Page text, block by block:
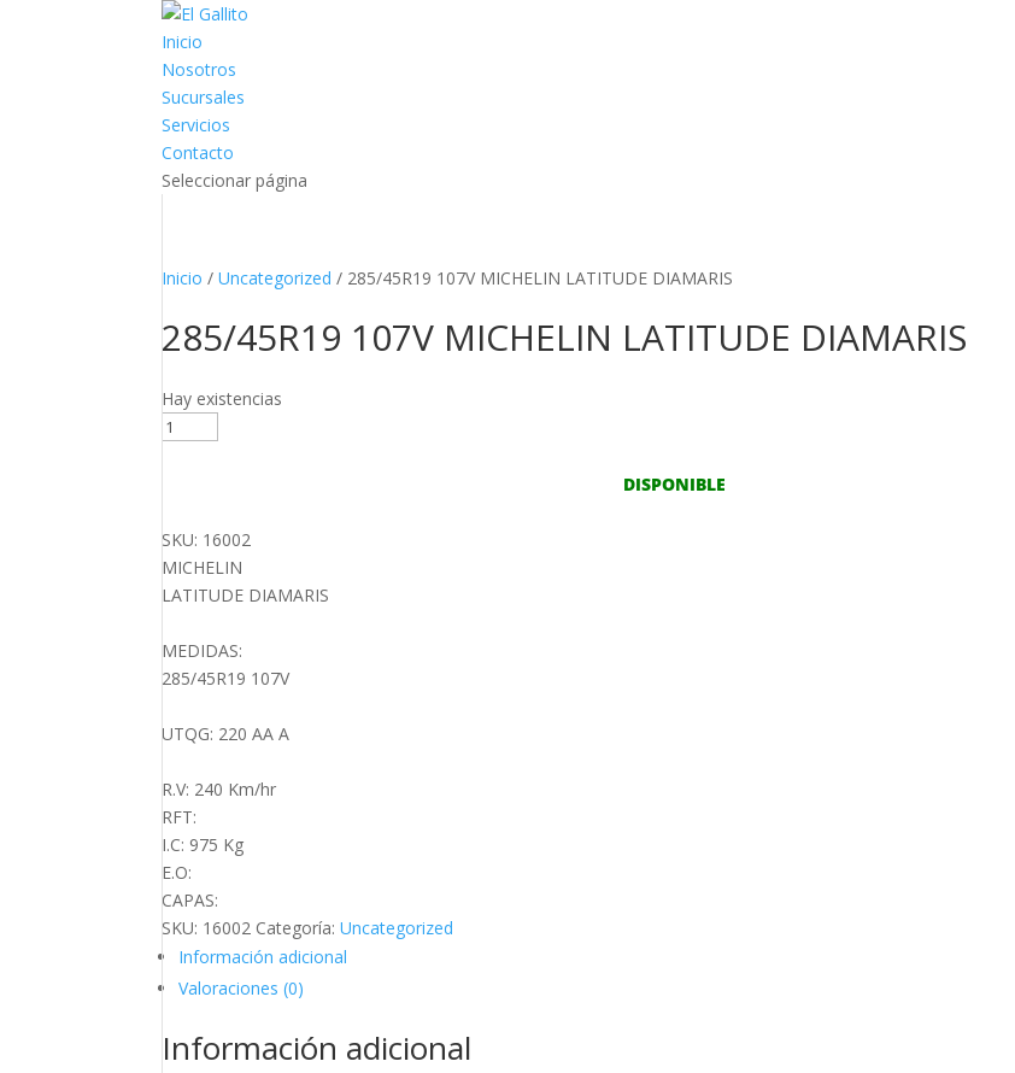
Inicio
Nosotros
Sucursales
Servicios
Contacto
Seleccionar página
Inicio /Uncategorized / 285/45R19 107V MICHELIN LATITUDE DIAMARIS
285/45R19 107V MICHELIN LATITUDE DIAMARIS
Hay existencias
285/45R19
DIAMARIS
cantidad
DISPONIBLE
SKU: 16002
MICHELIN
LATITUDE DIAMARIS
MEDIDAS:
285/45R19 107V
UTQG: 220 AA A
R.V: 240 Km/hr
RFT:
I.C: 975 Kg
E.O:
CAPAS:
SKU: 16002 Categoría:Uncategorized
Información adicional
Valoraciones (0)
Información adicional